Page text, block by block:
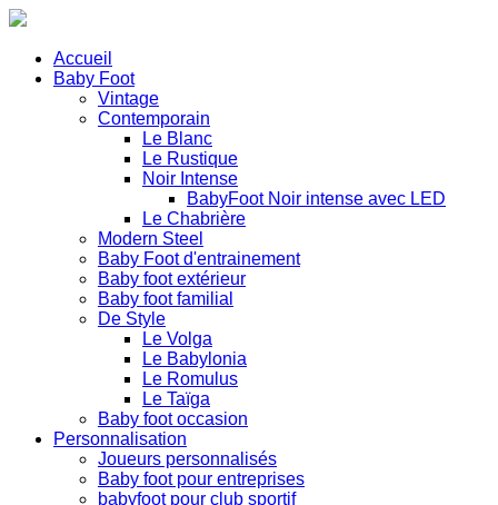
Accueil
Baby Foot
Vintage
Contemporain
Le Blanc
Le Rustique
Noir Intense
BabyFoot Noir intense avec LED
Le Chabrière
Modern Steel
Baby Foot d'entrainement
Baby foot extérieur
Baby foot familial
De Style
Le Volga
Le Babylonia
Le Romulus
Le Taïga
Baby foot occasion
Personnalisation
Joueurs personnalisés
Baby foot pour entreprises
babyfoot pour club sportif